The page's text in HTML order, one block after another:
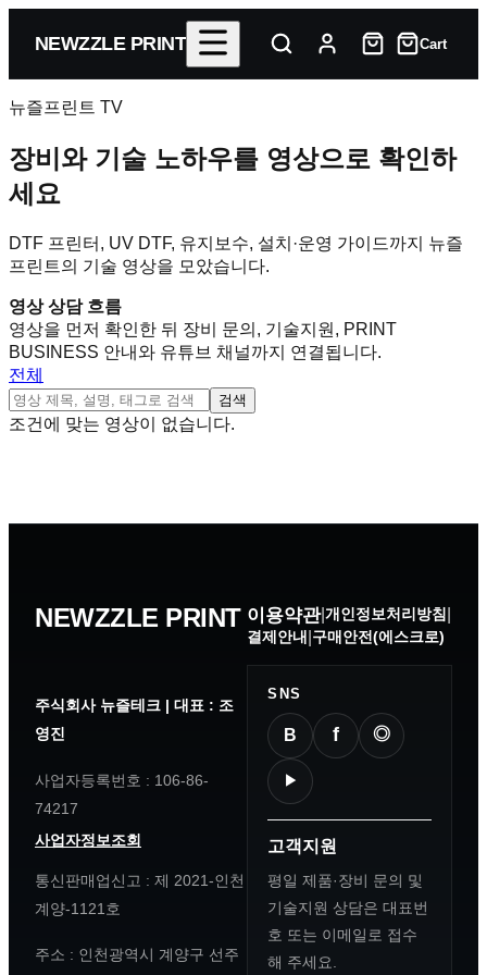
NEWZZLE PRINT Cart
뉴즐프린트 TV
장비와 기술 노하우를 영상으로 확인하
세요
DTF 프린터, UV DTF, 유지보수, 설치·운영 가이드까지 뉴즐
프린트의 기술 영상을 모았습니다.
영상 상담 흐름
영상을 먼저 확인한 뒤 장비 문의, 기술지원, PRINT
BUSINESS 안내와 유튜브 채널까지 연결됩니다.
전체
검색
조건에 맞는 영상이 없습니다.
NEWZZLE PRINT
주식회사 뉴즐테크 | 대표 : 조
영진
사업자등록번호 : 106-86-
74217
사업자정보조회
통신판매업신고 : 제 2021-인천
계양-1121호
주소 : 인천광역시 계양구 선주
이용약관|개인정보처리방침
결제안내 구매안전(에스크로)
SNS
B f ◎
▶
고객지원
평일 제품·장비 문의 및
기술지원 상담은 대표번
호 또는 이메일로 접수
해 주세요.